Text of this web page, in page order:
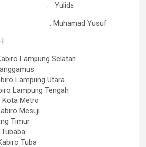
: Yulida
Yusuf
Lampung Selatan
Lampung Utara
Lampung Tengah
Kota Metro
Mesuji
Timur
Tuba